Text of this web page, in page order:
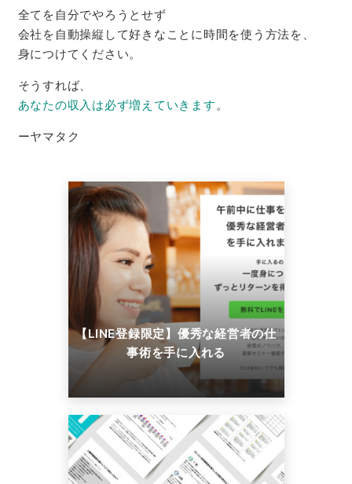
全てを自分でやろうとせず
会社を自動操縦して好きなことに時間を使う方法を、
身につけてください。
そうすれば、
あなたの収入は必ず増えていきます。
ーヤマタク
【LINE登録限定】優秀な経営者の仕
事術を手に入れる